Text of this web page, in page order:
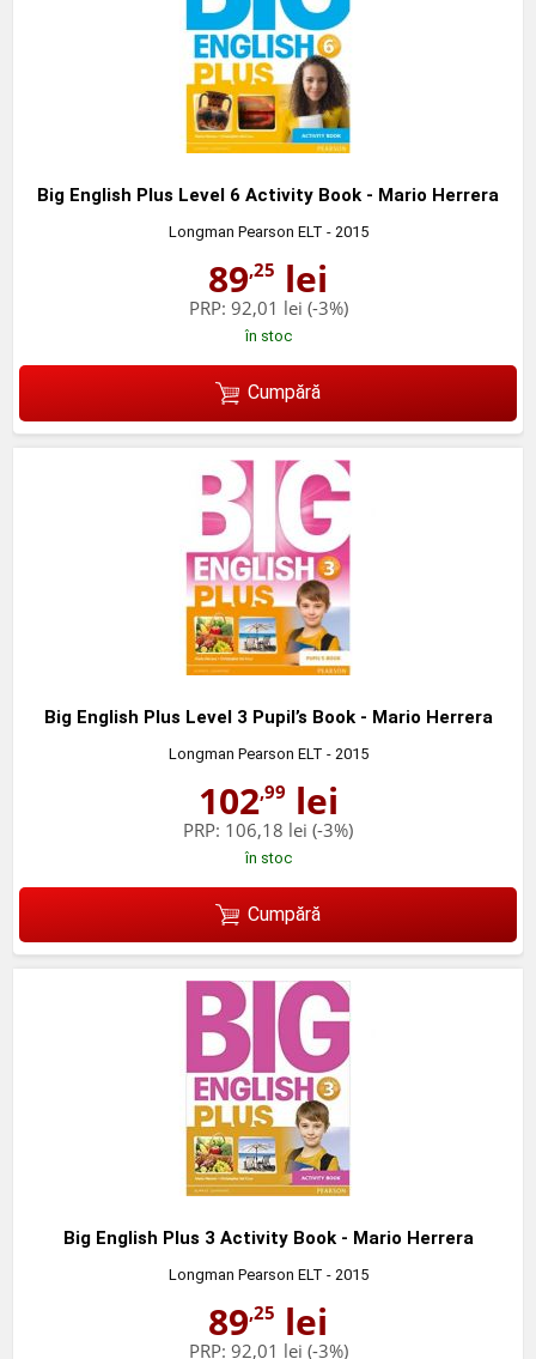
Big English Plus Level 6 Activity Book - Mario Herrera
Longman Pearson ELT - 2015
89,25 lei
PRP: 92,01 lei (-3%)
în stoc
Cumpără
Big English Plus Level 3 Pupil’s Book - Mario Herrera
Longman Pearson ELT - 2015
102,99 lei
PRP: 106,18 lei (-3%)
în stoc
Cumpără
Big English Plus 3 Activity Book - Mario Herrera
Longman Pearson ELT - 2015
89,25 lei
PRP: 92,01 lei (-3%)